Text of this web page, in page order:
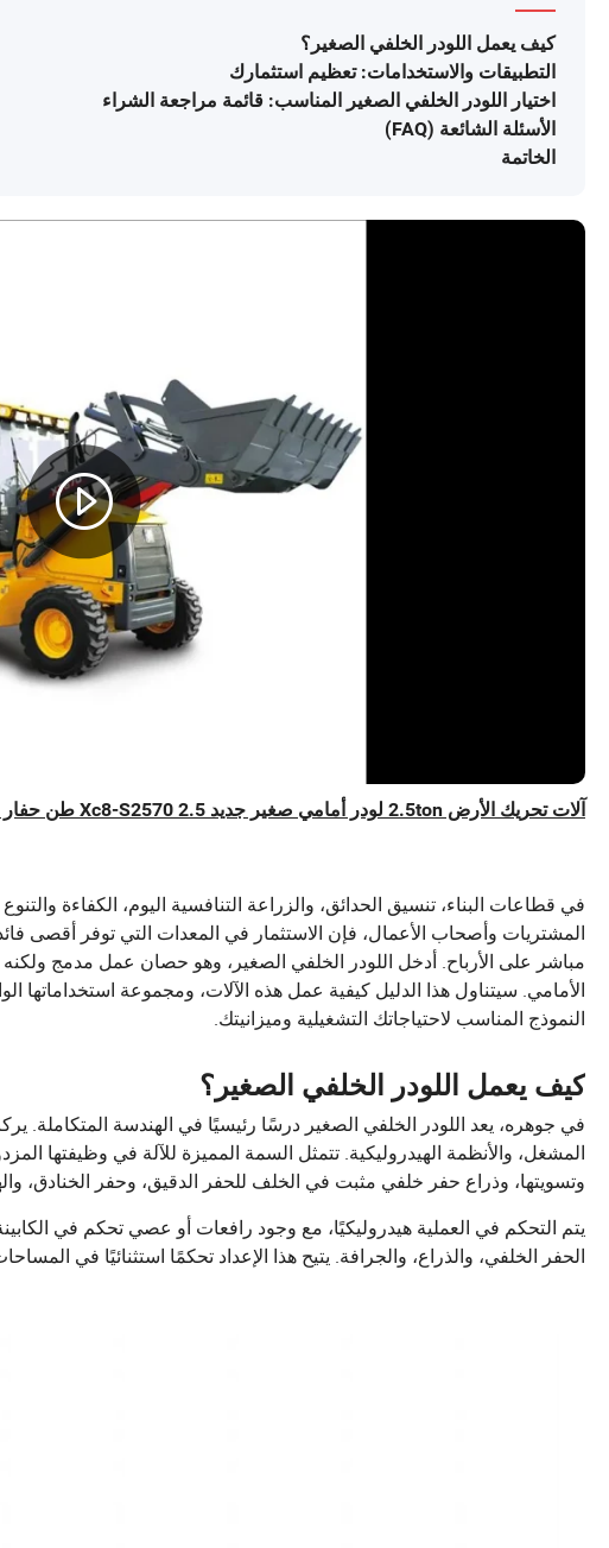
كيف يعمل اللودر الخلفي الصغير؟
التطبيقات والاستخدامات: تعظيم استثمارك
اختيار اللودر الخلفي الصغير المناسب: قائمة مراجعة الشراء
الأسئلة الشائعة (FAQ)
الخاتمة
آلات تحريك الأرض 2.5ton لودر أمامي صغير جديد Xc8-S2570 2.5 طن حفار صغير جرافة بعجلات مع ملحق CE
في قطاعات البناء، تنسيق الحدائق، والزراعة التنافسية اليوم، الكفاءة
المشتريات وأصحاب الأعمال، فإن الاستثمار في المعدات التي توفر أقصى
مباشر على الأرباح. أدخل اللودر الخلفي الصغير، وهو حصان عمل مدمج ولكنه
الأمامي. سيتناول هذا الدليل كيفية عمل هذه الآلات، ومجموعة استخداماتها
النموذج المناسب لاحتياجاتك التشغيلية وميزانيتك.
كيف يعمل اللودر الخلفي الصغير؟
في جوهره، يعد اللودر الخلفي الصغير درسًا رئيسيًا في الهندسة المتكاملة.
المشغل، والأنظمة الهيدروليكية. تتمثل السمة المميزة للآلة في وظيفتها
وتسويتها، وذراع حفر خلفي مثبت في الخلف للحفر الدقيق، وحفر الخنادق،
يتم التحكم في العملية هيدروليكيًا، مع وجود رافعات أو عصي تحكم في
الحفر الخلفي، والذراع، والجرافة. يتيح هذا الإعداد تحكمًا استثنائيًا في